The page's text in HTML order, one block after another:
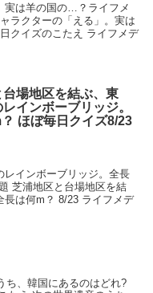
実は羊の国の…？ライフメ
ラクターの「える」。実は
クイズのこたえ ライフメデ
場地区を結ぶ、東
インボーブリッジ。
ほぼ毎日クイズ8/23
レインボーブリッジ。全長
芝浦地区と台場地区を結
長は何m？ 8/23 ライフメデ
ち、韓国にあるのはどれ?